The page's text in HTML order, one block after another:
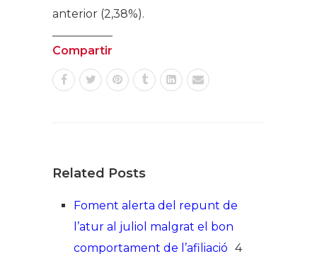
anterior (2,38%).
Compartir
Related Posts
Foment alerta del repunt de
l’atur al juliol malgrat el bon
comportament de l’afiliació 4